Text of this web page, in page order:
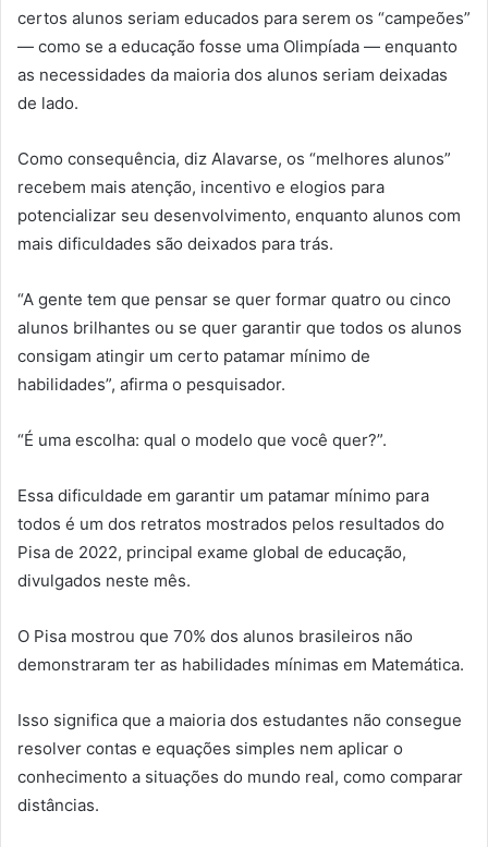
certos alunos seriam educados para serem os “campeões”
— como se a educação fosse uma Olimpíada — enquanto
as necessidades da maioria dos alunos seriam deixadas
de lado.
Como consequência, diz Alavarse, os “melhores alunos”
recebem mais atenção, incentivo e elogios para
potencializar seu desenvolvimento, enquanto alunos com
mais dificuldades são deixados para trás.
“A gente tem que pensar se quer formar quatro ou cinco
alunos brilhantes ou se quer garantir que todos os alunos
consigam atingir um certo patamar mínimo de
habilidades”, afirma o pesquisador.
“É uma escolha: qual o modelo que você quer?”.
Essa dificuldade em garantir um patamar mínimo para
todos é um dos retratos mostrados pelos resultados do
Pisa de 2022, principal exame global de educação,
divulgados neste mês.
O Pisa mostrou que 70% dos alunos brasileiros não
demonstraram ter as habilidades mínimas em Matemática.
Isso significa que a maioria dos estudantes não consegue
resolver contas e equações simples nem aplicar o
conhecimento a situações do mundo real, como comparar
distâncias.